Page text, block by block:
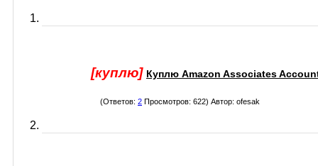
[куплю] Куплю Amazon Associates
(Ответов: 2 Просмотров: 622) Автор: ofesak